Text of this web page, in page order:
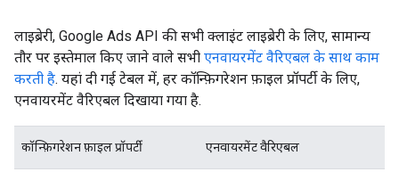
लाइब्रेरी, Google Ads API की सभी क्लाइंट लाइब्रेरी के लिए, सामान्य
तौर पर इस्तेमाल किए जाने वाले सभी एनवायरमेंट वैरिएबल के साथ काम
करती है. यहां दी गई टेबल में, हर कॉन्फ़िगरेशन फ़ाइल प्रॉपर्टी के लिए,
एनवायरमेंट वैरिएबल दिखाया गया है.
कॉन्फ़िगरेशन फ़ाइल प्रॉपर्टी एनवायरमेंट वैरिएबल